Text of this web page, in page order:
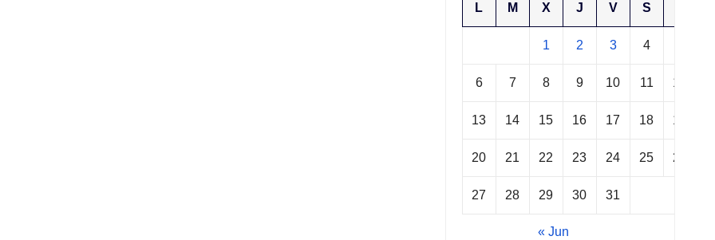
L M X J V S
1 2 3 4
6 7 8 9 10 11 12
13 14 15 16 17 18 19
20 21 22 23 24 25 26
27 28 29 30 31
« Jun